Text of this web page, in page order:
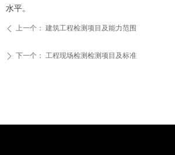
ꄴ 上一个： 建筑工程检测项目及能力范围
ꄲ 下一个： 工程现场检测检测项目及标准
水平。